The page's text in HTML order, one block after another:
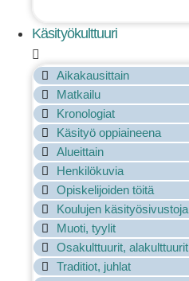
Käsityökulttuuri
Aikakausittain
Matkailu
Kronologiat
Käsityö oppiaineena
Alueittain
Henkilökuvia
Opiskelijoiden töitä
Koulujen käsityösivustoja
Muoti, tyylit
Osakulttuurit, alakulttuurit
Traditiot, juhlat